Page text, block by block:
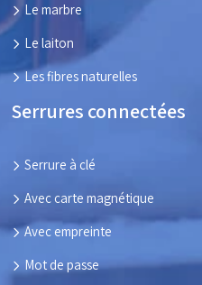
Le marbre
Le laiton
Les fibres naturelles
Serrures connectées
Serrure à clé
Avec carte magnétique
Avec empreinte
Mot de passe